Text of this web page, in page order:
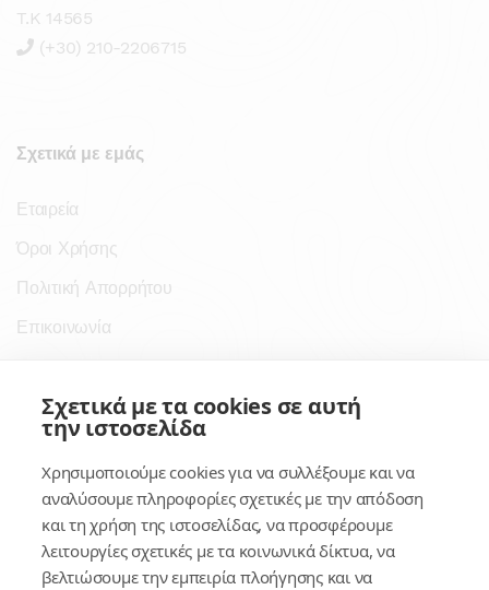
T.K 14565
(+30) 210-2206715
Σχετικά με εμάς
Εταιρεία
Όροι Χρήσης
Πολιτική Απορρήτου
Επικοινωνία
Σύνδεσμοι
Κέντρο Γνώσης
Πλατφόρμα
Εγγραφή
Σχετικά με τα cookies σε αυτή
την ιστοσελίδα
Χρησιμοποιούμε cookies για να συλλέξουμε και να
αναλύσουμε πληροφορίες σχετικές με την απόδοση
και τη χρήση της ιστοσελίδας, να προσφέρουμε
λειτουργίες σχετικές με τα κοινωνικά δίκτυα, να
βελτιώσουμε την εμπειρία πλοήγησης και να